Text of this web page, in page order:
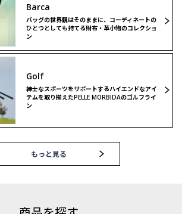
Barca
バッグの世界観はそのままに、コーディネートの
ひとつとしても持てる財布・革小物のコレクショ
ン
Golf
紳士なスポーツをサポートするハイエンドなアイ
テムを取り揃えたPELLE MORBIDAのゴルフライ
ン
もっと見る